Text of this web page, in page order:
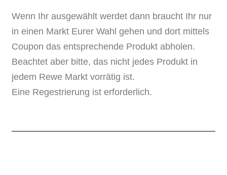
Wenn Ihr ausgewählt werdet dann braucht Ihr nur
in einen Markt Eurer Wahl gehen und dort mittels
Coupon das entsprechende Produkt abholen.
Beachtet aber bitte, das nicht jedes Produkt in
jedem Rewe Markt vorrätig ist.
Eine Regestrierung ist erforderlich.